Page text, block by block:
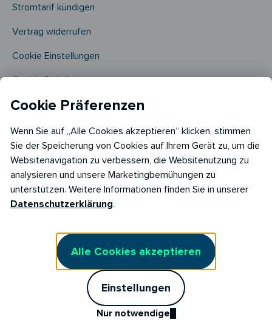
Stromtarif kündigen
Vertrag widerrufen
Cookie Einstellungen
Cookie Richtlinie​
Copyright © 2026
RABOT Energy DE GmbH
Hopfenmarkt 33,
Cookie Präferenzen
Wenn Sie auf „Alle Cookies akzeptieren“ klicken, stimmen
Sie der Speicherung von Cookies auf Ihrem Gerät zu, um die
Websitenavigation zu verbessern, die Websitenutzung zu
analysieren und unsere Marketingbemühungen zu
unterstützen. Weitere Informationen finden Sie in unserer
Datenschutzerklärung.
Alle Cookies akzeptieren
Einstellungen
Nur notwendige